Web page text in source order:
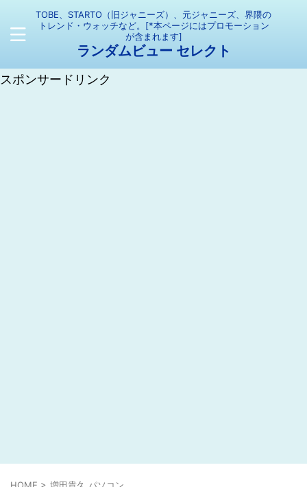
TOBE、STARTO（旧ジャニーズ）、元ジャニーズ、界隈の
トレンド・ウォッチなど。[*本ページにはプロモーション
が含まれます]
ランダムビュー セレクト
スポンサードリンク